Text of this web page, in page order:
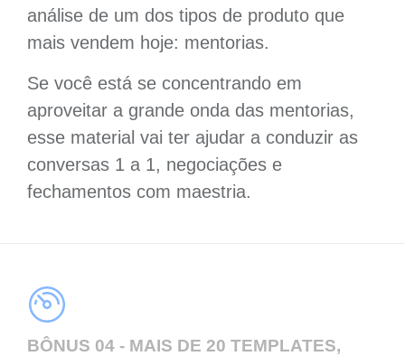
análise de um dos tipos de produto que
mais vendem hoje: mentorias.
Se você está se concentrando em
aproveitar a grande onda das mentorias,
esse material vai ter ajudar a conduzir as
conversas 1 a 1, negociações e
fechamentos com maestria.
BÔNUS 04 - MAIS DE 20 TEMPLATES,